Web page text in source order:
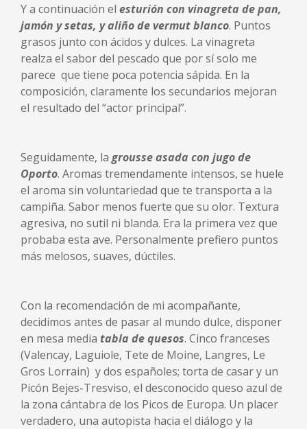
Y a continuación el esturión con vinagreta de pan,
jamón y setas, y aliño de vermut blanco. Puntos
grasos junto con ácidos y dulces. La vinagreta
realza el sabor del pescado que por sí solo me
parece que tiene poca potencia sápida. En la
composición, claramente los secundarios mejoran
el resultado del “actor principal”.
Seguidamente, la grousse asada con jugo de
Oporto. Aromas tremendamente intensos, se huele
el aroma sin voluntariedad que te transporta a la
campiña. Sabor menos fuerte que su olor. Textura
agresiva, no sutil ni blanda. Era la primera vez que
probaba esta ave. Personalmente prefiero puntos
más melosos, suaves, dúctiles.
Con la recomendación de mi acompañante,
decidimos antes de pasar al mundo dulce, disponer
en mesa media tabla de quesos. Cinco franceses
(Valencay, Laguiole, Tete de Moine, Langres, Le
Gros Lorrain) y dos españoles; torta de casar y un
Picón Bejes-Tresviso, el desconocido queso azul de
la zona cántabra de los Picos de Europa. Un placer
verdadero, una autopista hacia el diálogo y la